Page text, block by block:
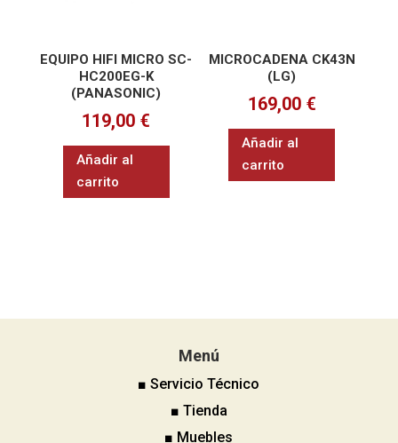
EQUIPO HIFI MICRO SC-
HC200EG-K
(PANASONIC)
119,00 €
Añadir al
carrito
MICROCADENA CK43N
(LG)
169,00 €
Añadir al
carrito
Menú
■ Servicio Técnico
■ Tienda
■ Muebles